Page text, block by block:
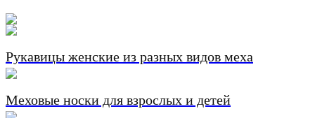
Рукавицы женские из разных видов меха
Меховые носки для взрослых и детей